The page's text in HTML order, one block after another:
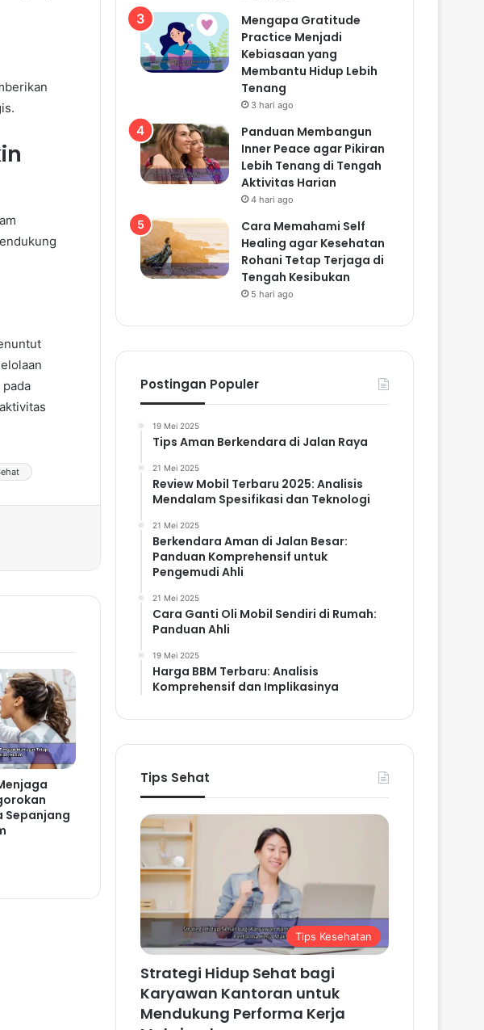
Sepanjang
Mengapa Gratitude
Practice Menjadi
Kebiasaan yang
Membantu Hidup Lebih
Tenang
3 hari ago
Panduan Membangun
Inner Peace agar Pikiran
Lebih Tenang di Tengah
Aktivitas Harian
4 hari ago
Cara Memahami Self
Healing agar Kesehatan
Rohani Tetap Terjaga di
Tengah Kesibukan
5 hari ago
Postingan Populer
19 Mei 2025
Tips Aman Berkendara di Jalan Raya
21 Mei 2025
Review Mobil Terbaru 2025: Analisis
Mendalam Spesifikasi dan Teknologi
21 Mei 2025
Berkendara Aman di Jalan Besar:
Panduan Komprehensif untuk
Pengemudi Ahli
21 Mei 2025
Cara Ganti Oli Mobil Sendiri di Rumah:
Panduan Ahli
19 Mei 2025
Harga BBM Terbaru: Analisis
Komprehensif dan Implikasinya
Tips Sehat
Tips Kesehatan
Strategi Hidup Sehat bagi
Karyawan Kantoran untuk
Mendukung Performa Kerja